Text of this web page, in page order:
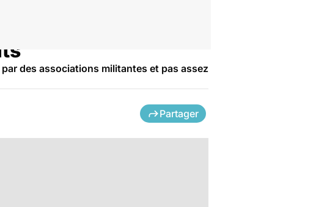
des associations militantes et pas assez
Partager